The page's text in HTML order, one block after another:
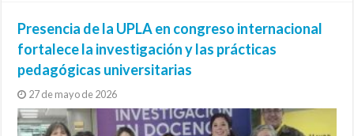
Presencia de la UPLA en congreso internacional
fortalece la investigación y las prácticas
pedagógicas universitarias
27 de mayo de 2026